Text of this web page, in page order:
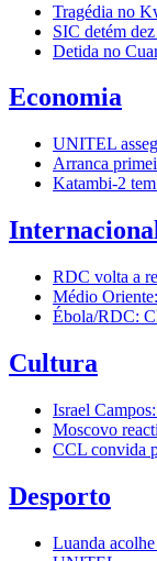
Tragédia no
SIC detém
Detida no
Economia
UNITEL
Arranca
Katambi-2
RDC volta a
Médio
Ébola/RDC:
Cultura
Israel
Moscovo
CCL convida
Desporto
Luanda